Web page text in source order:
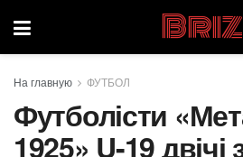
Briz
На главную ФУТБОЛ
Футболісти
1925» U-19